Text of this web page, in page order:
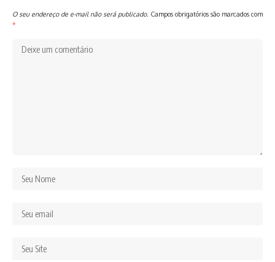
O seu endereço de e-mail não será publicado. Campos obrigatórios são marcados com
*